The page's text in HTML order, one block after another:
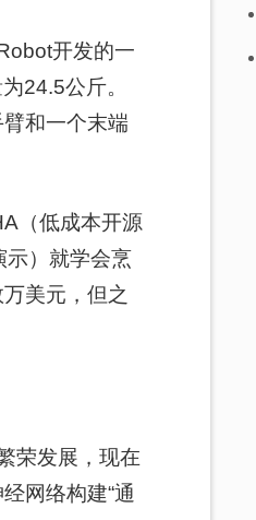
开发的一
24.5公斤。
和一个末端
（低成本开源
示）就学会烹
美元，但之
荣发展，现在
网络构建“通